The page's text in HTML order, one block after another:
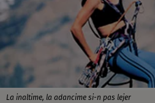
La inaltime, la adancime si-n pas lejer